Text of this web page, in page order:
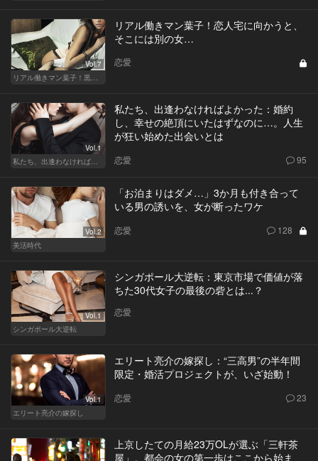
Vol.7
リアル働きマン葉子！黒革の編集手帳 written by 内埜さくら
リアル働きマン葉子！恋人宅に向かうと、
そこには別の女…
恋愛
Vol.1
私たち、出逢わなければよかった
私たち、出逢わなければよかった：婚約
し、幸せの絶頂にいたはずなのに…。人生
が狂い始めた出会いとは
恋愛 95
Vol.2
美活時代
「お泊まりはダメ…」3か月も付き合って
いる男の誘いを、女が断ったワケ
恋愛 128
Vol.1
シンガポール大逆転
シンガポール大逆転：東京市場で価値が落
ちた30代女子の最後の砦とは...？
恋愛
Vol.1
エリート亮介の嫁探し
エリート亮介の嫁探し：“三高男”の半年間
限定・婚活プロジェクトが、いざ始動！
恋愛 23
上京したての月給23万OLが選ぶ「三軒茶
屋」。都会の女の第一歩はここから始ま